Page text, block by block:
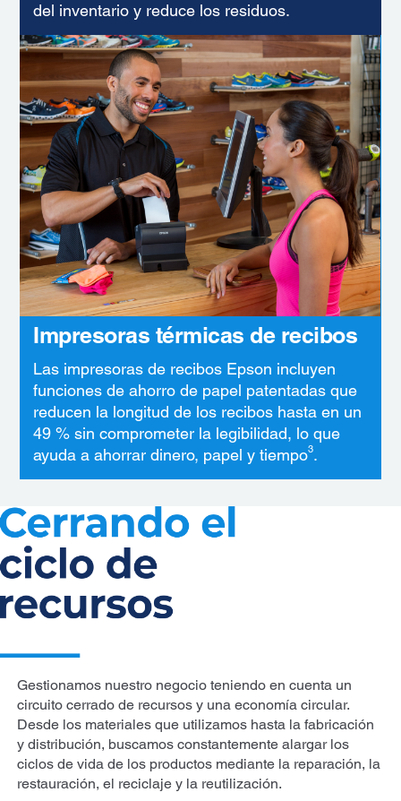
del inventario y reduce los residuos.
Impresoras térmicas de recibos
Las impresoras de recibos Epson incluyen
funciones de ahorro de papel patentadas que
reducen la longitud de los recibos hasta en un
49 % sin comprometer la legibilidad, lo que
ayuda a ahorrar dinero, papel y tiempo3.
Gestionamos nuestro negocio teniendo en cuenta un
circuito cerrado de recursos y una economía circular.
Desde los materiales que utilizamos hasta la fabricación
y distribución, buscamos constantemente alargar los
ciclos de vida de los productos mediante la reparación, la
restauración, el reciclaje y la reutilización.